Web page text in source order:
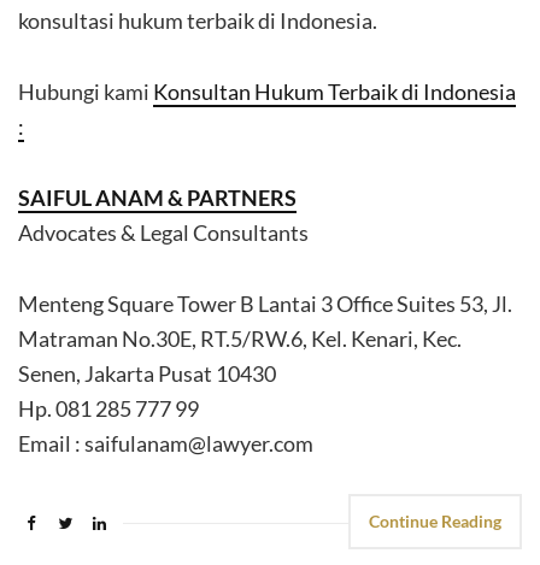
konsultasi hukum terbaik di Indonesia.
Hubungi kami Konsultan Hukum Terbaik di Indonesia
:
SAIFUL ANAM & PARTNERS
Advocates & Legal Consultants
Menteng Square Tower B Lantai 3 Office Suites 53, Jl.
Matraman No.30E, RT.5/RW.6, Kel. Kenari, Kec.
Senen, Jakarta Pusat 10430
Hp. 081 285 777 99
Email : saifulanam@lawyer.com
Continue Reading